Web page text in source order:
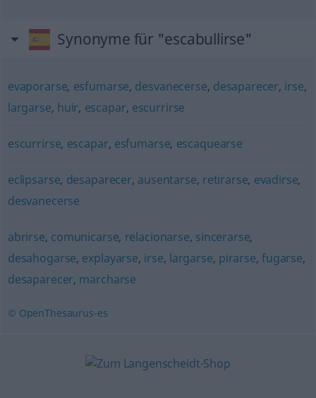
Synonyme für "escabullirse"
evaporarse, esfumarse, desvanecerse, desaparecer, irse,
largarse, huir, escapar, escurrirse
escurrirse, escapar, esfumarse, escaquearse
eclipsarse, desaparecer, ausentarse, retirarse, evadirse,
desvanecerse
abrirse, comunicarse, relacionarse, sincerarse,
desahogarse, explayarse, irse, largarse, pirarse,fugarse,
desaparecer, marcharse
© OpenThesaurus-es